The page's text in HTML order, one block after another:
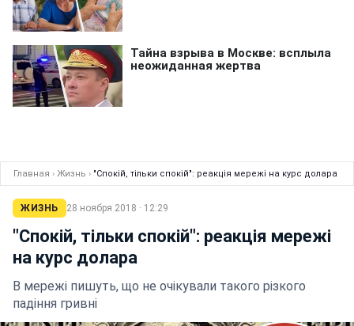
Главная › Жизнь › "Спокій, тільки спокій": реакція мережі на курс долара
ЖИЗНЬ 28 ноября 2018 · 12:29
"Спокій, тільки спокій": реакція мережі
на курс долара
В мережі пишуть, що не очікували такого різкого
падіння гривні